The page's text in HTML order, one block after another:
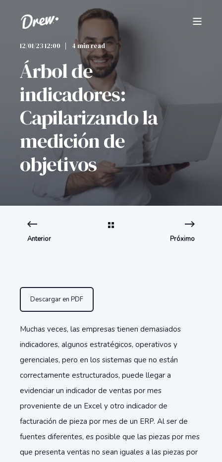
12/01/23 12:00 4 min read
Árbol de
indicadores:
Capilarizando la
medición de
objetivos
Anterior Próximo
Descargar en PDF
Muchas veces, las empresas tienen demasiados
indicadores, algunos estratégicos, operativos y
gerenciales, pero en los sistemas que no están
correctamente estructurados, puede llegar a
evidenciar un indicador de ventas por mes
proveniente de un Excel y otro indicador de
facturación de pieza por mes de un ERP. Al ser de
fuentes diferentes, es posible que las piezas por mes
que presenta ventas no sean iguales a las piezas por